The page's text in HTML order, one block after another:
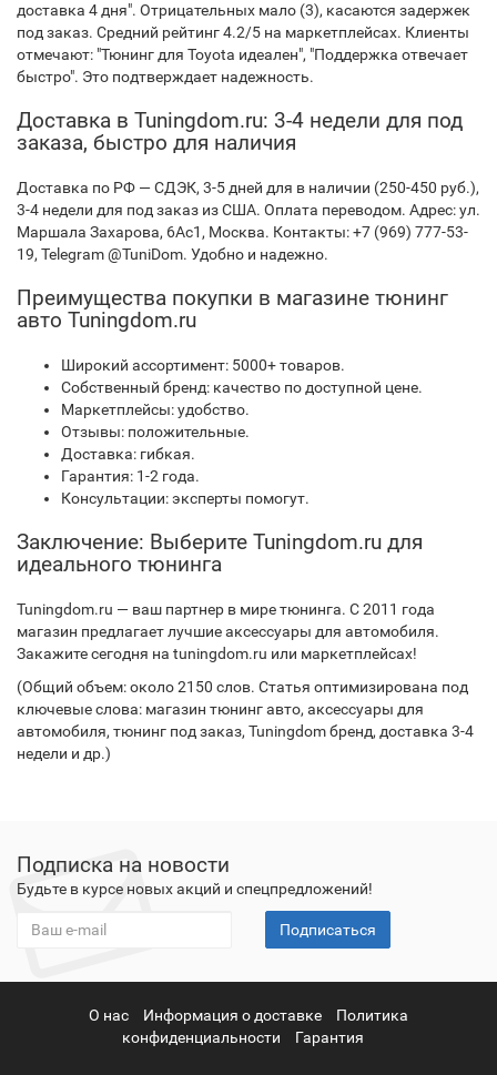
доставка 4 дня". Отрицательных мало (3), касаются задержек
под заказ. Средний рейтинг 4.2/5 на маркетплейсах. Клиенты
отмечают: "Тюнинг для Toyota идеален", "Поддержка отвечает
быстро". Это подтверждает надежность.
Доставка в Tuningdom.ru: 3-4 недели для под
заказа, быстро для наличия
Доставка по РФ — СДЭК, 3-5 дней для в наличии (250-450 руб.),
3-4 недели для под заказ из США. Оплата переводом. Адрес: ул.
Маршала Захарова, 6Ас1, Москва. Контакты: +7 (969) 777-53-
19, Telegram @TuniDom. Удобно и надежно.
Преимущества покупки в магазине тюнинг
авто Tuningdom.ru
Широкий ассортимент: 5000+ товаров.
Собственный бренд: качество по доступной цене.
Маркетплейсы: удобство.
Отзывы: положительные.
Доставка: гибкая.
Гарантия: 1-2 года.
Консультации: эксперты помогут.
Заключение: Выберите Tuningdom.ru для
идеального тюнинга
Tuningdom.ru — ваш партнер в мире тюнинга. С 2011 года
магазин предлагает лучшие аксессуары для автомобиля.
Закажите сегодня на tuningdom.ru или маркетплейсах!
(Общий объем: около 2150 слов. Статья оптимизирована под
ключевые слова: магазин тюнинг авто, аксессуары для
автомобиля, тюнинг под заказ, Tuningdom бренд, доставка 3-4
недели и др.)
Подписка на новости
Будьте в курсе новых акций и спецпредложений!
Подписаться
О нас Информация о доставке
Политика
конфиденциальности
Гарантия